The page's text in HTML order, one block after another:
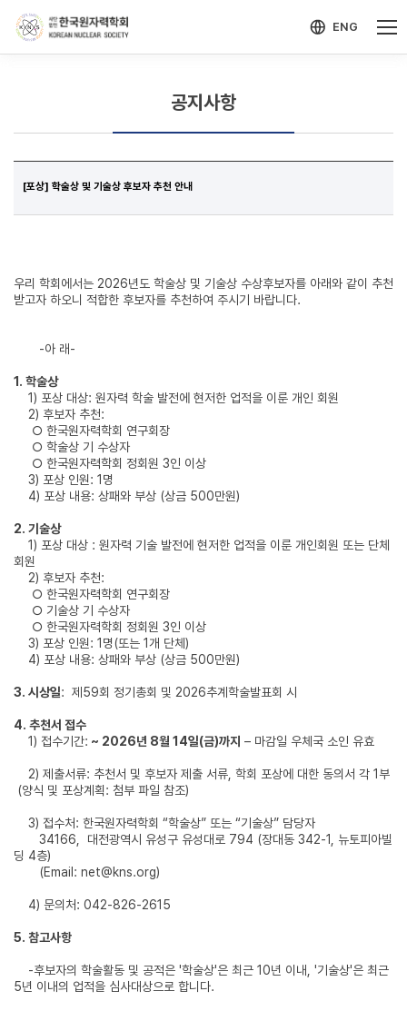
ENG
공지사항
[포상] 학술상 및 기술상 후보자 추천 안내
우리 학회에서는 2026년도 학술상 및 기술상 수상후보자를 아래와 같이 추천
받고자 하오니 적합한 후보자를 추천하여 주시기 바랍니다.
-아 래-
1. 학술상
1) 포상 대상: 원자력 학술 발전에 현저한 업적을 이룬 개인 회원
2) 후보자 추천:
○ 한국원자력학회 연구회장
○ 학술상 기 수상자
○ 한국원자력학회 정회원 3인 이상
3) 포상 인원: 1명
4) 포상 내용: 상패와 부상 (상금 500만원)
2. 기술상
1) 포상 대상 : 원자력 기술 발전에 현저한 업적을 이룬 개인회원 또는 단체
회원
2) 후보자 추천:
○ 한국원자력학회 연구회장
○ 기술상 기 수상자
○ 한국원자력학회 정회원 3인 이상
3) 포상 인원: 1명(또는 1개 단체)
4) 포상 내용: 상패와 부상 (상금 500만원)
3. 시상일: 제59회 정기총회 및 2026추계학술발표회 시
4. 추천서 접수
1) 접수기간: ~ 2026년 8월 14일(금)까지 – 마감일 우체국 소인 유효
2) 제출서류: 추천서 및 후보자 제출 서류, 학회 포상에 대한 동의서 각 1부
(양식 및 포상계획: 첨부 파일 참조)
3) 접수처: 한국원자력학회 “학술상” 또는 “기술상” 담당자
34166, 대전광역시 유성구 유성대로 794 (장대동 342-1, 뉴토피아빌
딩 4층)
(Email: net@kns.org)
4) 문의처: 042-826-2615
5. 참고사항
-후보자의 학술활동 및 공적은 '학술상'은 최근 10년 이내, '기술상'은 최근
5년 이내의 업적을 심사대상으로 합니다.